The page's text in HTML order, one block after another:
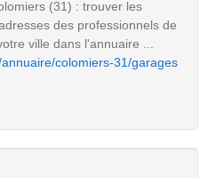
(31) : trouver les
des professionnels de
ville dans l'annuaire ...
colomiers-31/garages